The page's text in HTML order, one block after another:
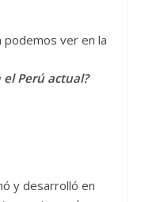
podemos ver en la
Perú actual?
y desarrolló en